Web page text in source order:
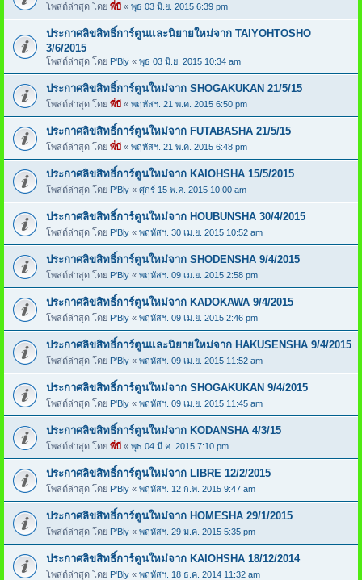
โพสต์ล่าสุด โดย พี่บี « พุธ 03 มิ.ย. 2015 6:39 pm
ประกาศลิขสิทธิ์การ์ตูนและนิยายใหม่จาก TAIYOHTOSHO
3/6/2015
โพสต์ล่าสุด โดย P'Bly « พุธ 03 มิ.ย. 2015 10:34 am
ประกาศลิขสิทธิ์การ์ตูนใหม่จาก SHOGAKUKAN 21/5/15
โพสต์ล่าสุด โดย พี่บี « พฤหัสฯ. 21 พ.ค. 2015 6:50 pm
ประกาศลิขสิทธิ์การ์ตูนใหม่จาก FUTABASHA 21/5/15
โพสต์ล่าสุด โดย พี่บี « พฤหัสฯ. 21 พ.ค. 2015 6:48 pm
ประกาศลิขสิทธิ์การ์ตูนใหม่จาก KAIOHSHA 15/5/2015
โพสต์ล่าสุด โดย P'Bly « ศุกร์ 15 พ.ค. 2015 10:00 am
ประกาศลิขสิทธิ์การ์ตูนใหม่จาก HOUBUNSHA 30/4/2015
โพสต์ล่าสุด โดย P'Bly « พฤหัสฯ. 30 เม.ย. 2015 10:52 am
ประกาศลิขสิทธิ์การ์ตูนใหม่จาก SHODENSHA 9/4/2015
โพสต์ล่าสุด โดย P'Bly « พฤหัสฯ. 09 เม.ย. 2015 2:58 pm
ประกาศลิขสิทธิ์การ์ตูนใหม่จาก KADOKAWA 9/4/2015
โพสต์ล่าสุด โดย P'Bly « พฤหัสฯ. 09 เม.ย. 2015 2:46 pm
ประกาศลิขสิทธิ์การ์ตูนและนิยายใหม่จาก HAKUSENSHA 9/4/2015
โพสต์ล่าสุด โดย P'Bly « พฤหัสฯ. 09 เม.ย. 2015 11:52 am
ประกาศลิขสิทธิ์การ์ตูนใหม่จาก SHOGAKUKAN 9/4/2015
โพสต์ล่าสุด โดย P'Bly « พฤหัสฯ. 09 เม.ย. 2015 11:45 am
ประกาศลิขสิทธิ์การ์ตูนใหม่จาก KODANSHA 4/3/15
โพสต์ล่าสุด โดย พี่บี « พุธ 04 มี.ค. 2015 7:10 pm
ประกาศลิขสิทธิ์การ์ตูนใหม่จาก LIBRE 12/2/2015
โพสต์ล่าสุด โดย P'Bly « พฤหัสฯ. 12 ก.พ. 2015 9:47 am
ประกาศลิขสิทธิ์การ์ตูนใหม่จาก HOMESHA 29/1/2015
โพสต์ล่าสุด โดย P'Bly « พฤหัสฯ. 29 ม.ค. 2015 5:35 pm
ประกาศลิขสิทธิ์การ์ตูนใหม่จาก KAIOHSHA 18/12/2014
โพสต์ล่าสุด โดย P'Bly « พฤหัสฯ. 18 ธ.ค. 2014 11:32 am